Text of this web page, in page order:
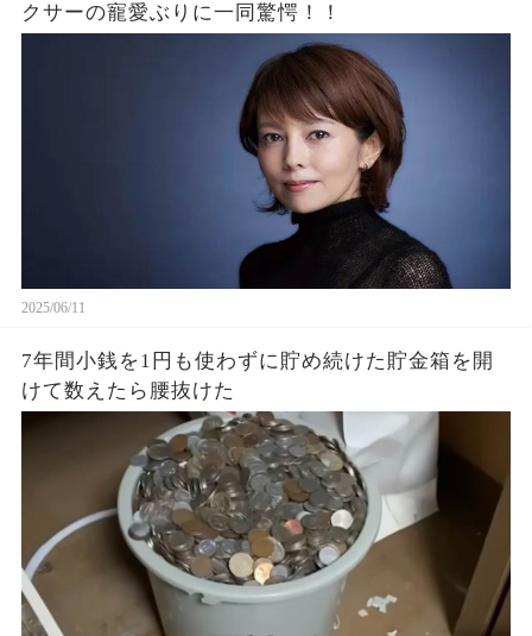
クサーの寵愛ぶりに一同驚愕！！
2025/06/11
7年間小銭を1円も使わずに貯め続けた貯金箱を開
けて数えたら腰抜けた